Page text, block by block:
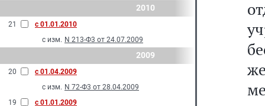
2010
21
с 01.01.2010
с изм. N 213-Ф3 от 24.07.2009
2009
20
с 01.04.2009
с изм. N 72-Ф3 от 28.04.2009
19
с 01.01.2009